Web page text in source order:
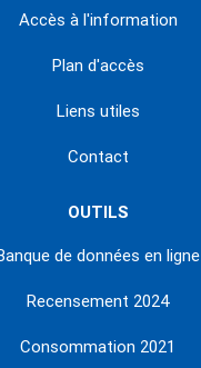
Accès à l'information
Plan d'accès
Liens utiles
Contact
OUTILS
de données en ligne
Recensement 2024
Consommation 2021